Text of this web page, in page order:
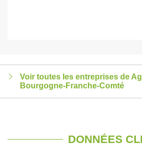
Voir toutes les entreprises de
Bourgogne-Franche-Comté
DONNÉES